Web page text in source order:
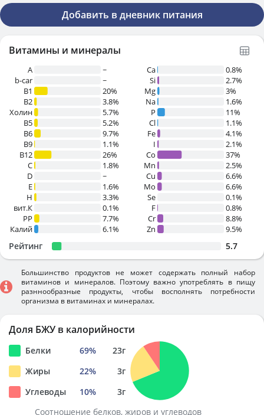
Добавить в дневник питания
Витамины и минералы
A
~
b-car
~
В1
20%
B2
3.8%
Холин
5.7%
B5
5.2%
B6
9.7%
B9
1.1%
B12
26%
C
1.8%
D
~
E
1.6%
H
3.3%
вит.К
0.1%
PP
7.7%
Калий
6.1%
Ca
0.8%
Si
2.7%
Mg
3%
Na
1.6%
P
11%
Cl
1.1%
Fe
4.1%
I
2.1%
Co
37%
Mn
2.5%
Cu
6.6%
Mo
6.6%
Se
0.1%
F
0.8%
Cr
8.8%
Zn
9.5%
Рейтинг 5.7
Большинство продуктов не может содержать полный набор
витаминов и минералов. Поэтому важно употреблять в пищу
разннообразные продукты, чтобы восполнять потребности
организма в витаминах и минералах.
Доля БЖУ в калорийности
Белки 69% 23г
Жиры
22% 3г
Углеводы
10% 3г
Соотношение белков, жиров и углеводов